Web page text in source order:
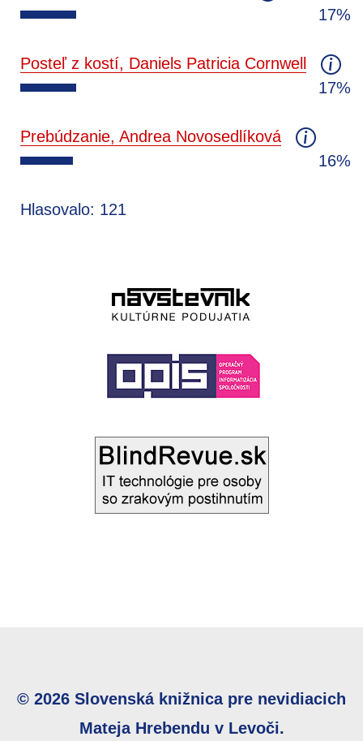
17%
Posteľ z kostí, Daniels Patricia Cornwell
17%
Prebúdzanie, Andrea Novosedlíková
16%
Hlasovalo: 121
© 2026 Slovenská knižnica pre nevidiacich
Mateja Hrebendu v Levoči.